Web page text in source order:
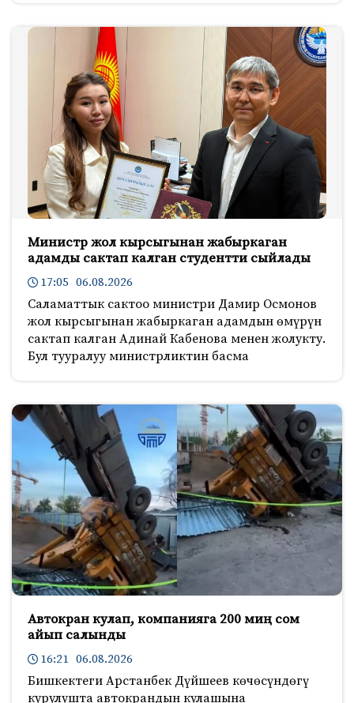
Министр жол кырсыгынан жабыркаган
адамды сактап калган студентти сыйлады
17:05 06.08.2026
Саламаттык сактоо министри Дамир Осмонов
жол кырсыгынан жабыркаган адамдын өмүрүн
сактап калган Адинай Кабенова менен жолукту.
Бул тууралуу министрликтин басма
Автокран кулап, компанияга 200 миң сом
айып салынды
16:21 06.08.2026
Бишкектеги Арстанбек Дүйшеев көчөсүндөгү
курулушта автокрандын кулашына